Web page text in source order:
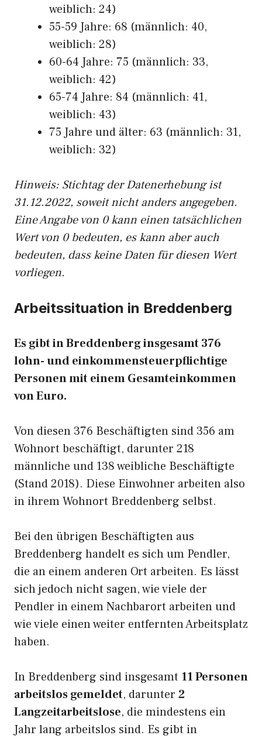
weiblich: 24)
55-59 Jahre: 68 (männlich: 40,
weiblich: 28)
60-64 Jahre: 75 (männlich: 33,
weiblich: 42)
65-74 Jahre: 84 (männlich: 41,
weiblich: 43)
75 Jahre und älter: 63 (männlich: 31,
weiblich: 32)
Hinweis: Stichtag der Datenerhebung ist
31.12.2022, soweit nicht anders angegeben.
Eine Angabe von 0 kann einen tatsächlichen
Wert von 0 bedeuten, es kann aber auch
bedeuten, dass keine Daten für diesen Wert
vorliegen.
Arbeitssituation in Breddenberg
Es gibt in Breddenberg insgesamt 376
lohn- und einkommensteuerpflichtige
Personen mit einem Gesamteinkommen
von Euro.
Von diesen 376 Beschäftigten sind 356 am
Wohnort beschäftigt, darunter 218
männliche und 138 weibliche Beschäftigte
(Stand 2018). Diese Einwohner arbeiten also
in ihrem Wohnort Breddenberg selbst.
Bei den übrigen Beschäftigten aus
Breddenberg handelt es sich um Pendler,
die an einem anderen Ort arbeiten. Es lässt
sich jedoch nicht sagen, wie viele der
Pendler in einem Nachbarort arbeiten und
wie viele einen weiter entfernten Arbeitsplatz
haben.
In Breddenberg sind insgesamt 11 Personen
arbeitslos gemeldet, darunter 2
Langzeitarbeitslose, die mindestens ein
Jahr lang arbeitslos sind. Es gibt in